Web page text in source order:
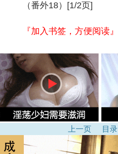
（番外18）[1/2页]
『加入书签，方便阅读』
上一页 目录